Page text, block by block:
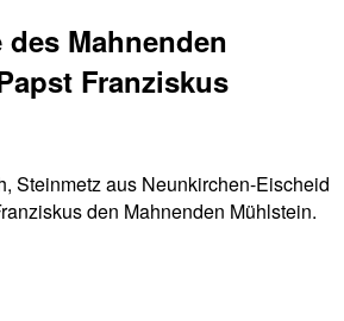
Mahnenden
Franziskus
Steinmetz aus Neunkirchen-Eischeid
den Mahnenden Mühlstein.